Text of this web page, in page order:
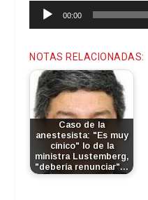
Reproductor
00:00
NOTAS RELACIONADAS:
Caso de la
anestesista: "Es muy
cínico" lo de la
ministra Lustemberg,
"debería renunciar"…